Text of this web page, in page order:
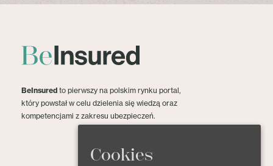
BeInsured to pierwszy na polskim rynku portal,
który powstał w celu dzielenia się wiedzą oraz
kompetencjami z zakresu ubezpieczeń.
Cookies